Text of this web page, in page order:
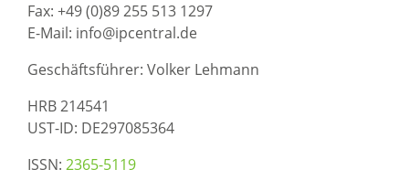
Fax: +49 (0)89 255 513 1297
E-Mail: info@ipcentral.de
Geschäftsführer: Volker Lehmann
HRB 214541
UST-ID: DE297085364
ISSN: 2365-5119